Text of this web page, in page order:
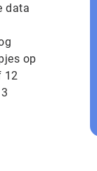
data
op
12